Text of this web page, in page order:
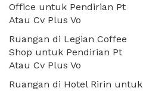
Office untuk Pendirian Pt
Atau Cv Plus Vo
Ruangan di Legian Coffee
Shop untuk Pendirian Pt
Atau Cv Plus Vo
Ruangan di Hotel Ririn untuk